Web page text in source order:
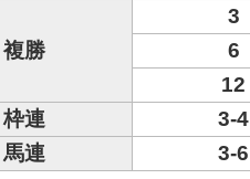
複勝
3
6
12
枠連
3-4
馬連
3-6